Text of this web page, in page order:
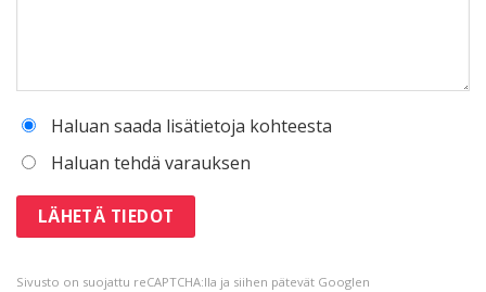
Haluan saada lisätietoja kohteesta
Haluan tehdä varauksen
Sivusto on suojattu reCAPTCHA:lla ja siihen pätevät Googlen